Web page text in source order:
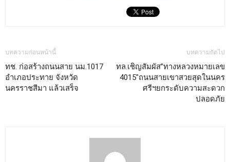
บทความก่อนหน้านี้
ทช. ก่อสร้างถนนสาย นม.1017
อำเภอประทาย จังหวัด
นครราชสีมา แล้วเสร็จ
บทความถัดไป
ทล.เชิญสัมผัส”ทางหลวงหมายเลข
4015″ถนนสายเขาสวยสุดในนคร
ศรีฯยกระดับความสะดวก
ปลอดภัย